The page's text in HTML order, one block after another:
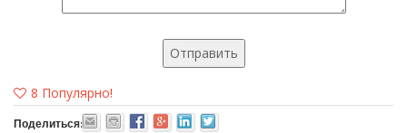
8 Популярно!
Поделиться: